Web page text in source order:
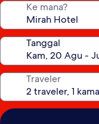
Ke mana?
Tanggal
Traveler